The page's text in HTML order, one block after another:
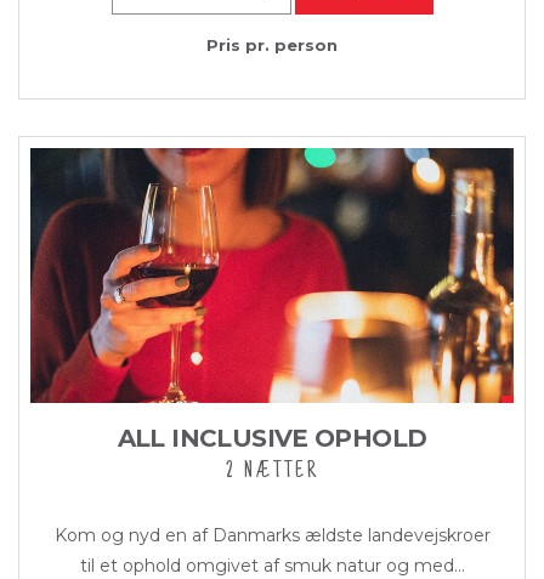
Pris pr. person
ALL INCLUSIVE OPHOLD
2 NÆTTER
Kom og nyd en af Danmarks ældste landevejskroer
til et ophold omgivet af smuk natur og med...